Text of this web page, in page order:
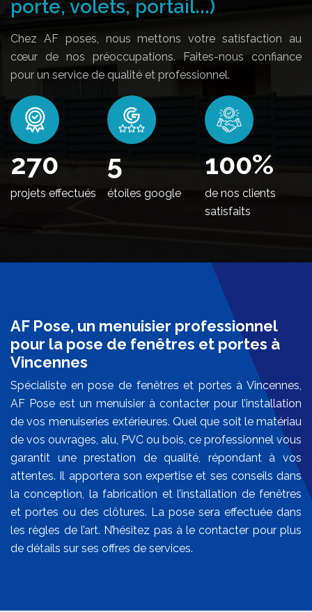
porte, volets, portail...)
Chez AF poses, nous mettons votre satisfaction au
cœur de nos préoccupations. Faites-nous confiance
pour un service de qualité et professionnel.
326
projets effectués
5
étoiles google
100%
de nos clients
satisfaits
AF Pose, un menuisier professionnel
pour la pose de fenêtres et portes à
Vincennes
Spécialiste en pose de fenêtres et portes à Vincennes,
AF Pose est un menuisier à contacter pour l’installation
de vos menuiseries extérieures. Quel que soit le matériau
de vos ouvrages, alu, PVC ou bois, ce professionnel vous
garantit une prestation de qualité, répondant à vos
attentes. Il apportera son expertise et ses conseils dans
la conception, la fabrication et l’installation de fenêtres
et portes ou des clôtures. La pose sera effectuée dans
les règles de l’art. N’hésitez pas à le contacter pour plus
de détails sur ses offres de services.